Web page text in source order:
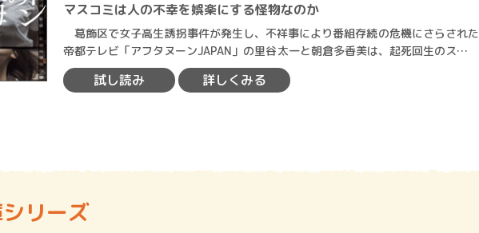
マスコミは人の不幸を娯楽にする怪物なのか
葛飾区で女子高生誘拐事件が発生し、不祥事により番組存続の危機にさらされた
帝都テレビ「アフタヌーンJAPAN」の里谷太一と朝倉多香美は、起死回生のスクー
プを狙って奔走する。 しかし、多…
試し読み 詳しくみる
リーズ